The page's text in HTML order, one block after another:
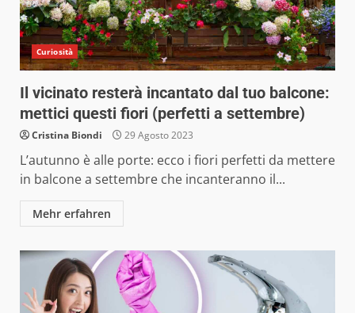
Curiosità
Il vicinato resterà incantato dal tuo balcone:
mettici questi fiori (perfetti a settembre)
Cristina Biondi 29 Agosto 2023
L’autunno è alle porte: ecco i fiori perfetti da mettere
in balcone a settembre che incanteranno il...
Mehr erfahren